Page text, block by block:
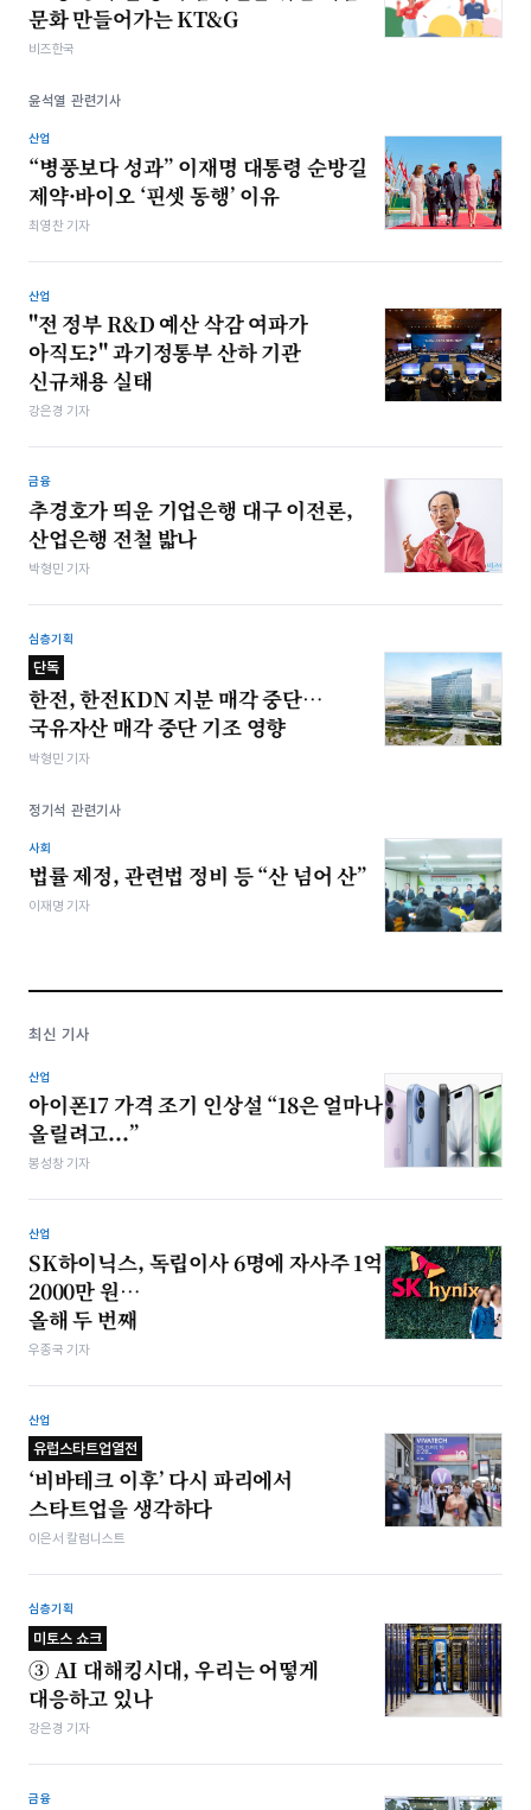
문화 만들어가는 KT&G
비즈한국
윤석열 관련기사
산업
“병풍보다 성과” 이재명 대통령 순방길
제약·바이오 ‘핀셋 동행’ 이유
최영찬 기자
산업
"전 정부 R&D 예산 삭감 여파가
아직도?" 과기정통부 산하 기관
신규채용 실태
강은경 기자
금융
추경호가 띄운 기업은행 대구 이전론,
산업은행 전철 밟나
박형민 기자
심층기획
단독
한전, 한전KDN 지분 매각 중단…
국유자산 매각 중단 기조 영향
박형민 기자
정기석 관련기사
사회
법률 제정, 관련법 정비 등 “산 넘어 산”
이재명 기자
최신 기사
산업
아이폰17 가격 조기 인상설 “18은 얼마나
올릴려고...”
봉성창 기자
산업
SK하이닉스, 독립이사 6명에 자사주 1억
2000만 원…
올해 두 번째
우종국 기자
산업
유럽스타트업열전
‘비바테크 이후’ 다시 파리에서
스타트업을 생각하다
이은서 칼럼니스트
심층기획
미토스 쇼크
③ AI 대해킹시대, 우리는 어떻게
대응하고 있나
강은경 기자
금융